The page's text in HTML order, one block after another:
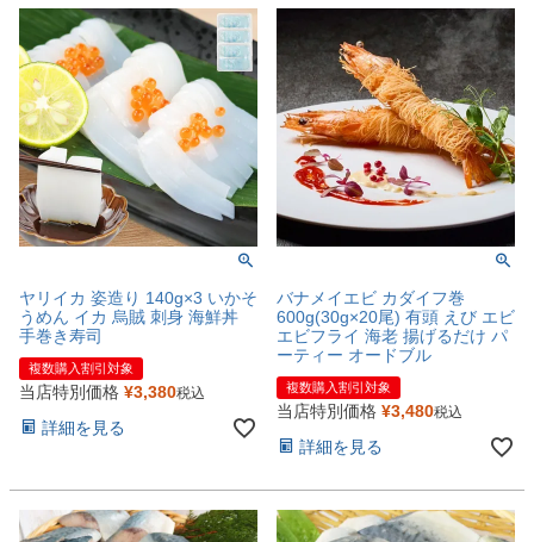
ヤリイカ 姿造り 140g×3 いかそ
うめん イカ 烏賊 刺身 海鮮丼
手巻き寿司
複数購入割引対象
当店特別価格 ¥3,380税込
詳細を見る
バナメイエビ カダイフ巻
600g(30g×20尾) 有頭 えび エビ
エビフライ 海老 揚げるだけ パ
ーティー オードブル
複数購入割引対象
当店特別価格 ¥3,480税込
詳細を見る